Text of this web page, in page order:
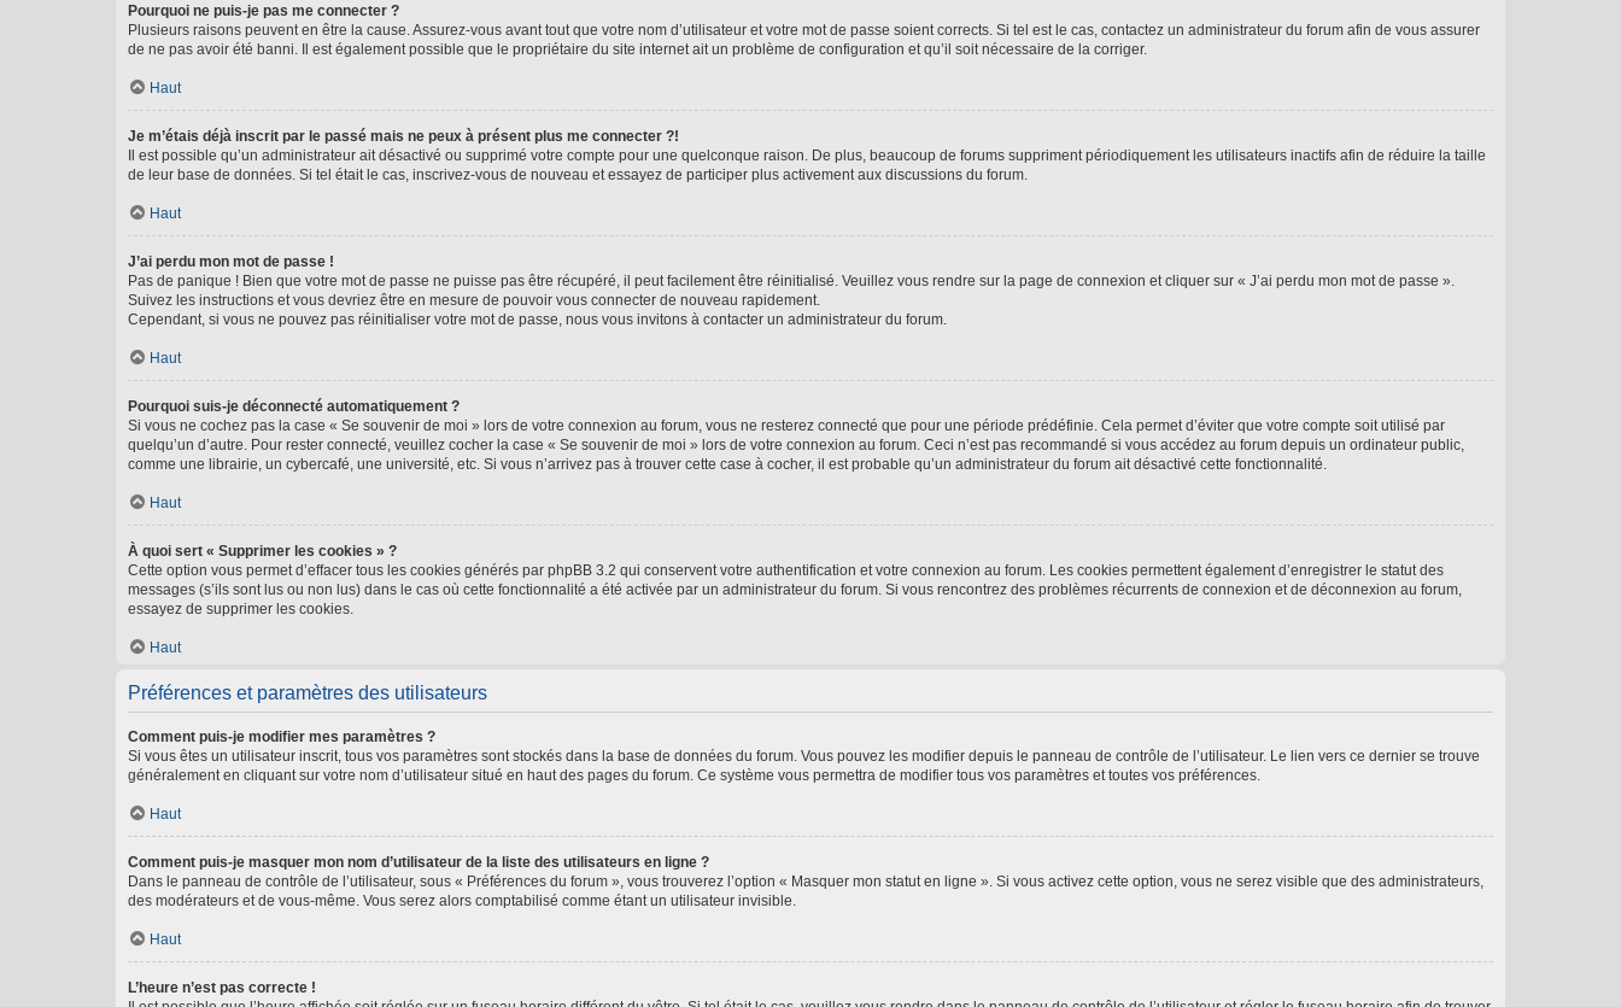
Pourquoi ne puis-je pas me connecter ?
Plusieurs raisons peuvent en être la cause. Assurez-vous avant tout que votre nom d’utilisateur et votre mot de passe soient corrects. Si tel est le cas, contactez un administrateur du forum afin de vous assurer
de ne pas avoir été banni. Il est également possible que le propriétaire du site internet ait un problème de configuration et qu’il soit nécessaire de la corriger.
Haut
Je m’étais déjà inscrit par le passé mais ne peux à présent plus me connecter ?!
Il est possible qu’un administrateur ait désactivé ou supprimé votre compte pour une quelconque raison. De plus, beaucoup de forums suppriment périodiquement les utilisateurs inactifs afin de réduire la taille
de leur base de données. Si tel était le cas, inscrivez-vous de nouveau et essayez de participer plus activement aux discussions du forum.
Haut
J’ai perdu mon mot de passe !
Pas de panique ! Bien que votre mot de passe ne puisse pas être récupéré, il peut facilement être réinitialisé. Veuillez vous rendre sur la page de connexion et cliquer sur « J’ai perdu mon mot de passe ».
Suivez les instructions et vous devriez être en mesure de pouvoir vous connecter de nouveau rapidement.
Cependant, si vous ne pouvez pas réinitialiser votre mot de passe, nous vous invitons à contacter un administrateur du forum.
Haut
Pourquoi suis-je déconnecté automatiquement ?
Si vous ne cochez pas la case « Se souvenir de moi » lors de votre connexion au forum, vous ne resterez connecté que pour une période prédéfinie. Cela permet d’éviter que votre compte soit utilisé par
quelqu’un d’autre. Pour rester connecté, veuillez cocher la case « Se souvenir de moi » lors de votre connexion au forum. Ceci n’est pas recommandé si vous accédez au forum depuis un ordinateur public,
comme une librairie, un cybercafé, une université, etc. Si vous n’arrivez pas à trouver cette case à cocher, il est probable qu’un administrateur du forum ait désactivé cette fonctionnalité.
Haut
À quoi sert « Supprimer les cookies » ?
Cette option vous permet d’effacer tous les cookies générés par phpBB 3.2 qui conservent votre authentification et votre connexion au forum. Les cookies permettent également d’enregistrer le statut des
messages (s’ils sont lus ou non lus) dans le cas où cette fonctionnalité a été activée par un administrateur du forum. Si vous rencontrez des problèmes récurrents de connexion et de déconnexion au forum,
essayez de supprimer les cookies.
Haut
Préférences et paramètres des utilisateurs
Comment puis-je modifier mes paramètres ?
Si vous êtes un utilisateur inscrit, tous vos paramètres sont stockés dans la base de données du forum. Vous pouvez les modifier depuis le panneau de contrôle de l’utilisateur. Le lien vers ce dernier se trouve
généralement en cliquant sur votre nom d’utilisateur situé en haut des pages du forum. Ce système vous permettra de modifier tous vos paramètres et toutes vos préférences.
Haut
Comment puis-je masquer mon nom d’utilisateur de la liste des utilisateurs en ligne ?
Dans le panneau de contrôle de l’utilisateur, sous « Préférences du forum », vous trouverez l’option « Masquer mon statut en ligne ». Si vous activez cette option, vous ne serez visible que des administrateurs,
des modérateurs et de vous-même. Vous serez alors comptabilisé comme étant un utilisateur invisible.
Haut
L’heure n’est pas correcte !